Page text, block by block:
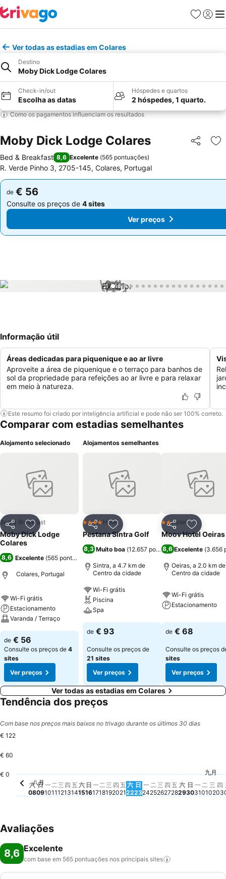
Favoritos
Iniciar
Ver todas as estadias em Colares
Destino
Moby Dick Lodge Colares
Check-in/out
Escolha as datas
Hóspedes e quartos
2 hóspedes, 1 quarto.
Como os pagamentos influenciam os resultados
Moby Dick Lodge Colares Partilhar
Bed & Breakfast 8,6 Excelente (565 pontuações)
R. Verde Pinho 3, 2705-145, Colares, Portugal
de € 56
Consulte os preços de 4 sites
de € 56
Consulte os preços de 4 sites
Ver preços
1 / 42
Informação útil
Áreas dedicadas para piquenique e ao ar livre
Aproveite a área de piquenique e o terraço para banhos de
sol da propriedade para refeições ao ar livre e para relaxar
em meio à natureza.
Este resumo foi criado por inteligência artificial e pode não ser 100% correto.
Comparar com estadias semelhantes
Alojamento selecionado
PartilharAdicionar aos favoritos
Bed & Breakfast
Moby Dick Lodge
Colares
8,6 Excelente (565 pontuações
Colares, Portugal
Wi-Fi grátis
Estacionamento
Varanda / Terraço
de € 56
Consulte os preços de 4
sites
Ver preços
Alojamentos semelhantes
PartilharAdicionar aos favoritos
4 EstrelasHotel
Pestana Sintra Golf
8,3 Muito boa (12.657 pontuações)
Sintra, a 4.7 km de
Centro da cidade
Wi-Fi grátis
Piscina
Spa
de € 93
Consulte os preços de
21 sites
Ver preços
Partilhar
2 Estrelas
Hotel
Moov Hotel Oeiras
8,6 Excelente (3.656
Oeiras, a 2.0 km de
Centro da cidade
Wi-Fi grátis
Estacionamento
de € 68
Consulte os preços
sites
Ver preços
Ver todas as estadias em Colares
Tendência dos preços
Com base nos preços mais baixos no trivago durante os últimos 30 dias
€ 122
€ 60
€ 0
星期六, 八月 08
Não há preço disponível para esta data
八月
六
08
日
09
一
10
星期二, 八月 11
Não há preço disponível para esta data
二
11
三
12
星期四, 八月 13
Não há preço disponível para esta data
四
13
五
14
六
15
日
16
星期一, 八月 17
€ 75
一
17
星期二, 八月 18
Não há preço disponível para
二
18
星期三, 八月 19
Não há preço disponível para
三
19
星期四, 八月 20
€ 70
四
20
星期五, 八月 21
€ 63
五
21
星期六, 八月 22
Não há preço disponível
六
22
日
23
星期一, 八月 24
€ 68
一
24
星期二, 八月 25
€ 56
二
25
星期三, 八月 26
Não há preço
三
26
四
27
星期五, 八月
€ 70
五
28
星期六, 八
€ 62
六
29
星期日,
Não há
日
30
星期
€ 85
一
31
星期
€ 64
九月
二
01
星
三
02
四
03
Avaliações
8,6 Excelente
com base em 565 pontuações nos principais sites